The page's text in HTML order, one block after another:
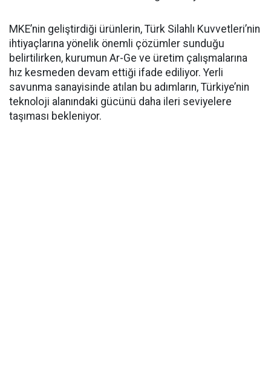
MKE’nin geliştirdiği ürünlerin, Türk Silahlı Kuvvetleri’nin
ihtiyaçlarına yönelik önemli çözümler sunduğu
belirtilirken, kurumun Ar-Ge ve üretim çalışmalarına
hız kesmeden devam ettiği ifade ediliyor. Yerli
savunma sanayisinde atılan bu adımların, Türkiye’nin
teknoloji alanındaki gücünü daha ileri seviyelere
taşıması bekleniyor.